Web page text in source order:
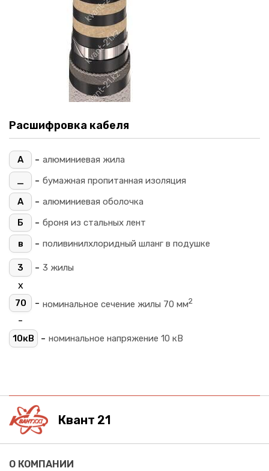
Расшифровка кабеля
А - алюминиевая жила
_
- бумажная пропитанная изоляция
А
- алюминиевая оболочка
Б
- броня из стальных лент
в
- поливинилхлоридный шланг в подушке
3 - 3 жилы
х
70 - номинальное сечение жилы 70 мм2
-
10кВ - номинальное напряжение 10 кВ
Квант 21
О КОМПАНИИ